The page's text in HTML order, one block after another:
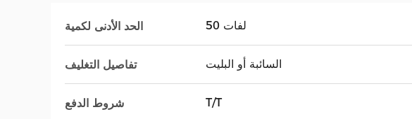
الحد الأدنى لكمية لفات 50
تفاصيل التغليف السائبة أو البليت
شروط الدفع T/T